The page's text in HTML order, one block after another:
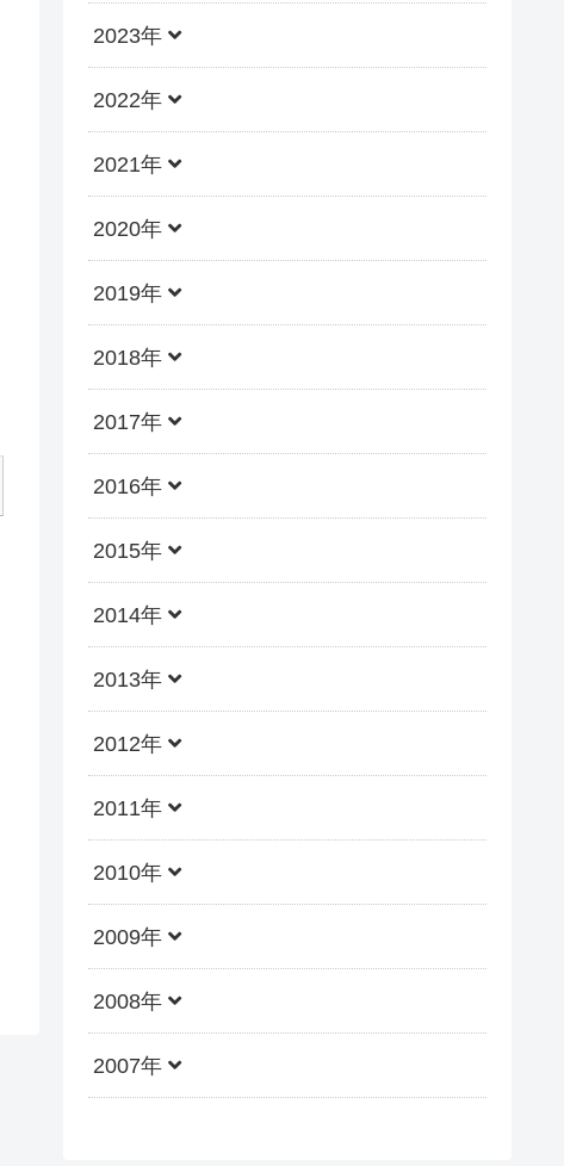
2023年
2022年
2021年
2020年
2019年
2018年
2017年
2016年
2015年
2014年
2013年
2012年
2011年
2010年
2009年
2008年
2007年